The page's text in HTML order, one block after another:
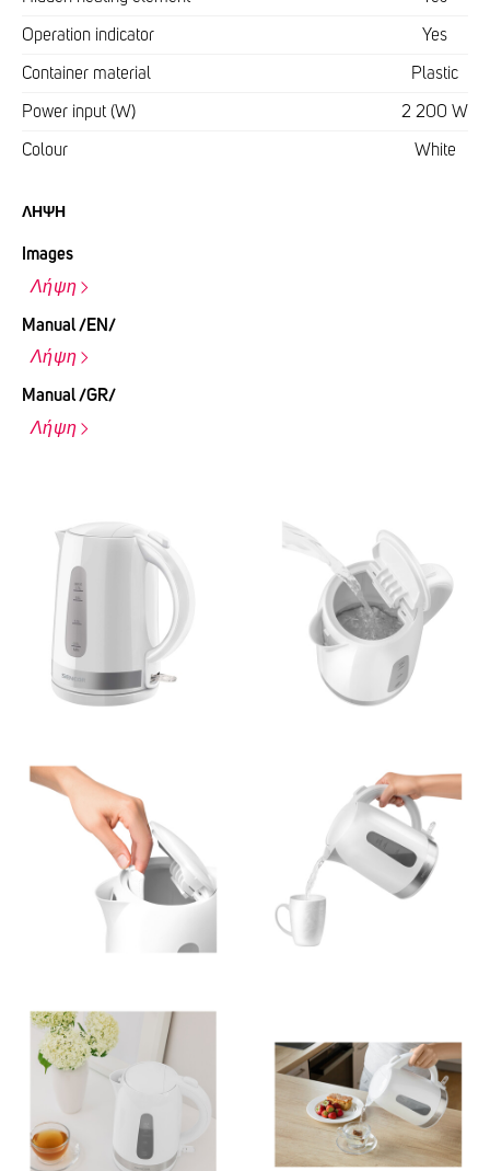
Operation indicator Yes
Container material Plastic
Power input (W) 2 200 W
Colour White
ΛΉΨΗ
Images
Λήψη
Manual /EN/
Λήψη
Manual /GR/
Λήψη